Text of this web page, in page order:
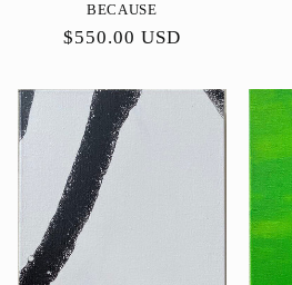
BECAUSE
Preço
$550.00 USD